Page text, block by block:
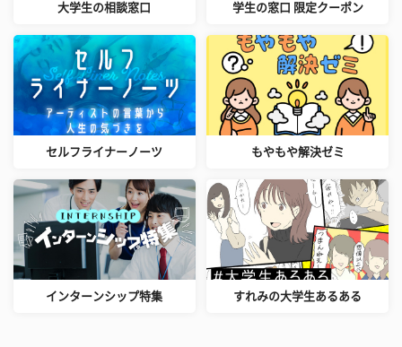
大学生の相談窓口 学生の窓口 限定クーポン
セルフライナーノーツ もやもや解決ゼミ
インターンシップ特集 すれみの大学生あるある